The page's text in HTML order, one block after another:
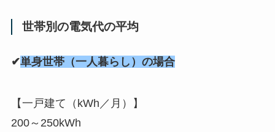
世帯別の電気代の平均
✔単身世帯（一人暮らし）の場合
【一戸建て（kWh／月）】
200～250kWh